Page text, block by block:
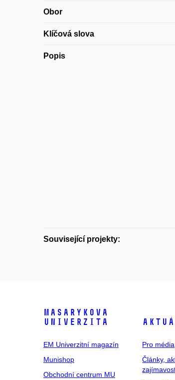
Obor
Klíčová slova
Popis
Související projekty:
Masarykova
univerzita
EM Univerzitní magazín
Munishop
Obchodní centrum MU
Pro média
Články,